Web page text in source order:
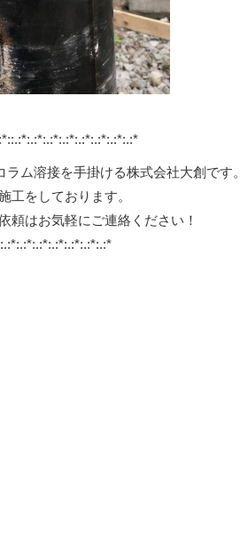
ム溶接を手掛ける株式会社大創です。
工をしております。
頼はお気軽にご連絡ください！